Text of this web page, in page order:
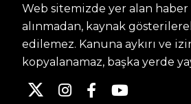
Web sitemizde yer alan
alınmadan, kaynak
edilemez. Kanuna aykırı ve
kopyalanamaz, başka yerde